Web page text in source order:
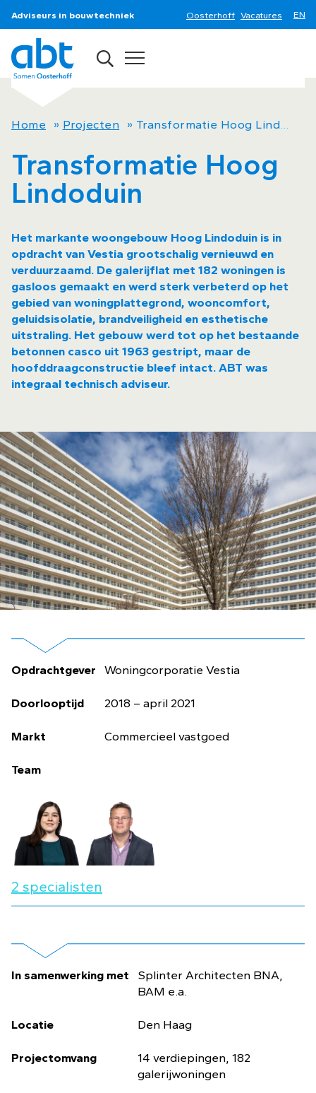
Adviseurs in bouwtechniek Oosterhoff Vacatures
Home » Projecten » Transformatie Hoog Lindoduin
Transformatie Hoog
Lindoduin
Het markante woongebouw Hoog Lindoduin is in
opdracht van Vestia grootschalig vernieuwd en
verduurzaamd. De galerijflat met 182 woningen is
gasloos gemaakt en werd sterk verbeterd op het
gebied van woningplattegrond, wooncomfort,
geluidsisolatie, brandveiligheid en esthetische
uitstraling. Het gebouw werd tot op het bestaande
betonnen casco uit 1963 gestript, maar de
hoofddraagconstructie bleef intact. ABT was
integraal technisch adviseur.
Opdrachtgever Woningcorporatie Vestia
Doorlooptijd 2018 – april 2021
Markt Commercieel vastgoed
Team
2 specialisten
In samenwerking met
Splinter Architecten BNA,
BAM e.a.
Locatie Den Haag
Projectomvang
14 verdiepingen, 182
galerijwoningen